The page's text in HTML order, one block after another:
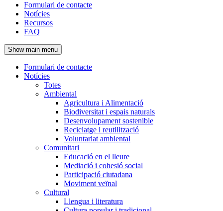
Navegació
principal
de
l'encapçalament
Formulari de contacte
Notícies
Recursos
FAQ
Show main menu
Navegació
principal
Formulari de contacte
Notícies
Totes
Ambiental
Agricultura i Alimentació
Biodiversitat i espais naturals
Desenvolupament sostenible
Reciclatge i reutilització
Voluntariat ambiental
Comunitari
Educació en el lleure
Mediació i cohesió social
Participació ciutadana
Moviment veïnal
Cultural
Llengua i literatura